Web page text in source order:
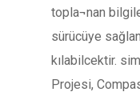
topla¬nan
sürücüye
kılabilcektir.
Projesi,